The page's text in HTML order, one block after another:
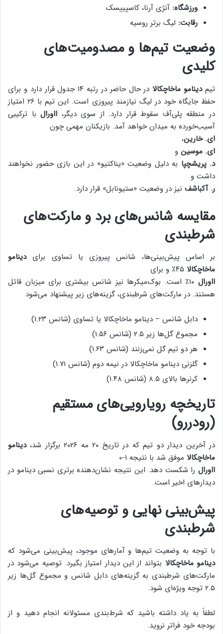
ورزشگاه: آنژی آرنا، کاسپییسک
رقابت: لیگ برتر روسیه
وضعیت تیم‌ها و مصدومیت‌های
کلیدی
تیمدینامو ماخاچکالا
در حال حاضر در رتبه ۱۴ جدول قرار دارد و برای
حفظ جایگاه خود در لیگ نیازمند پیروزی است. این تیم با ۲۶ امتیاز
در منطقه پلی‌آف سقوط قرار دارد. از سوی دیگر، ااورالبا ترکیبی
آسیب‌خورده به میدان خواهد آمد. بازیکنان مهمی چون
ای. خارین،
ای. موسین و
د. پریشچپا به دلیل وضعیت «یناکتیو» در این بازی حضور نخواهند
داشت و
ر. آکباشف نیز در وضعیت «ستیونابل» قرار دارد.
مقایسه شانس‌های برد و مارکت‌های
شرطبندی
بر اساس پیش‌بینی‌ها، شانس پیروزی یا تساوی برایدینامو
ماخاچکالا
ااورال
۱۰٪ است. بوک‌میکرها نیز شانس بیشتری برای میزبان قائل
هستند. در مارکت‌های شرطبندی، گزینه‌های زیر پیشنهاد می‌شود
دابل شانس – دینامو ماخاچکالا یا تساوی (شانس ۱.۲۳)
مجموع گل‌ها زیر ۲.۵ (شانس ۱.۵۶)
هر دو تیم گل نمی‌زنند (شانس ۱.۶۳)
گلزنی دینامو ماخاچکالا در نیمه دوم (شانس ۱.۷۱)
کرنرها بالای ۸.۵ (شانس ۱.۴۸)
تاریخچه رویارویی‌های مستقیم
(رودررو)
در آخرین دیدار دو تیم که در تاریخ ۲۰ مه ۲۰۲۶ برگزار شد،
دینامو
ماخاچکالا موفق شد با نتیجه ۱-۰
ااورال را شکست دهد. این نتیجه نشان‌دهنده برتری نسبی دینامو در
دیدارهای اخیر است.
پیش‌بینی نهایی و توصیه‌های
شرطبندی
با توجه به وضعیت تیم‌ها و آمارهای موجود، پیش‌بینی می‌شود که
دینامو ماخاچکالا بتواند از این دیدار امتیاز بگیرد. توصیه می‌شود در
مارکت‌های شرطبندی به گزینه‌های دابل شانس و مجموع گل‌ها زیر
۲.۵ توجه ویژه‌ای شود.
لطفاً به یاد داشته باشید که شرط‌بندی مسئولانه انجام دهید و از
بودجه خود فراتر نروید.